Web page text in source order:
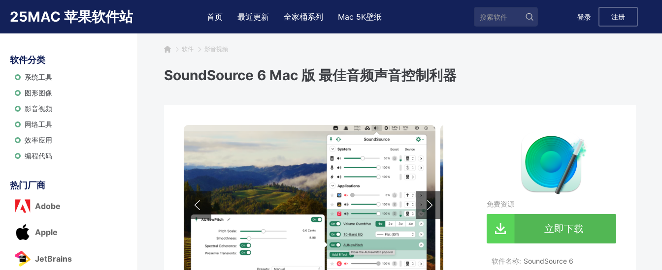
25MAC 苹果软件站 首页 最近更新 全家桶系列 Mac 5K壁纸 登录 注册
软件 影音视频
SoundSource 6 Mac 版 最佳音频声音控制利器
免费资源
立即下载
软件名称
SoundSource 6
软件分类
系统工具
图形图像
影音视频
网络工具
效率应用
编程代码
热门厂商
Adobe
Apple
JetBrains